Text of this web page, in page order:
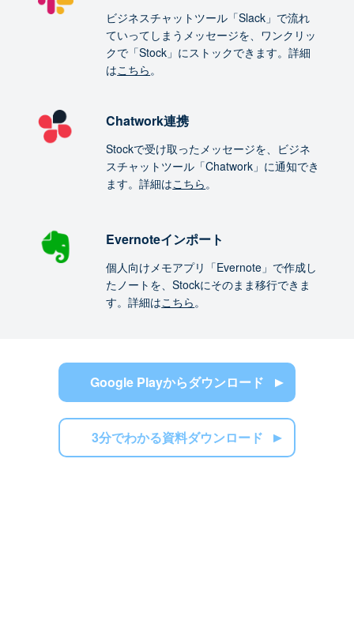
ビジネスチャットツール「Slack」で流れ
ていってしまうメッセージを、ワンクリッ
クで「Stock」にストックできます。詳細
はこちら。
Chatwork連携
Stockで受け取ったメッセージを、ビジネ
スチャットツール「Chatwork」に通知でき
ます。詳細はこちら。
Evernoteインポート
個人向けメモアプリ「Evernote」で作成し
たノートを、Stockにそのまま移行できま
す。詳細はこちら。
Google Playからダウンロード
3分でわかる資料ダウンロード